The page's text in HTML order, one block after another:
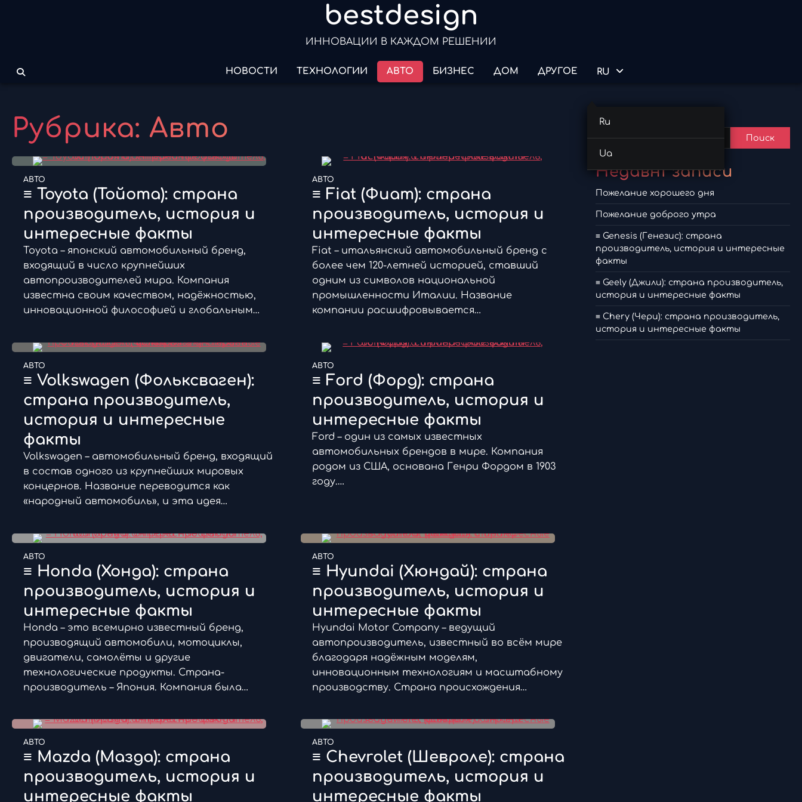
bestdesign
ИННОВАЦИИ В КАЖДОМ РЕШЕНИИ
НОВОСТИ ТЕХНОЛОГИИ АВТО БИЗНЕС ДОМ ДРУГОЕ RU
Ru
Ua
Рубрика: Авто
АВТО
≡ Toyota (Тойота): страна
производитель, история и
интересные факты
Toyota – японский автомобильный бренд,
входящий в число крупнейших
автопроизводителей мира. Компания
известна своим качеством, надёжностью,
инновационной философией и глобальным…
АВТО
≡ Fiat (Фиат): страна
производитель, история и
интересные факты
Fiat – итальянский автомобильный бренд с
более чем 120-летней историей, ставший
одним из символов национальной
промышленности Италии. Название
компании расшифровывается…
АВТО
≡ Volkswagen (Фольксваген):
страна производитель,
история и интересные
факты
Volkswagen – автомобильный бренд, входящий
в состав одного из крупнейших мировых
концернов. Название переводится как
«народный автомобиль», и эта идея…
АВТО
≡ Ford (Форд): страна
производитель, история и
интересные факты
Ford – один из самых известных
автомобильных брендов в мире. Компания
родом из США, основана Генри Фордом в 1903
году.…
АВТО
≡ Honda (Хонда): страна
производитель, история и
интересные факты
Honda – это всемирно известный бренд,
производящий автомобили, мотоциклы,
двигатели, самолёты и другие
технологические продукты. Страна-
производитель – Япония. Компания была…
АВТО
≡ Hyundai (Хюндай): страна
производитель, история и
интересные факты
Hyundai Motor Company – ведущий
автопроизводитель, известный во всём мире
благодаря надёжным моделям,
инновационным технологиям и масштабному
производству. Страна происхождения…
АВТО
≡ Mazda (Мазда): страна
производитель, история и
интересные факты
АВТО
≡ Chevrolet (Шевроле): страна
производитель, история и
интересные факты
Поиск
Поиск
Недавні записи
Пожелание хорошего дня
Пожелание доброго утра
≡ Genesis (Генезис): страна
производитель, история и интересные
факты
≡ Geely (Джили): страна производитель,
история и интересные факты
≡ Chery (Чери): страна производитель,
история и интересные факты